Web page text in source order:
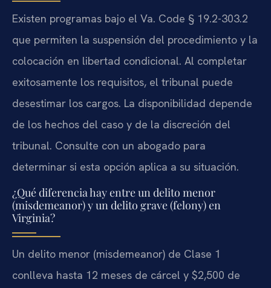
Existen programas bajo el Va. Code § 19.2-303.2
que permiten la suspensión del procedimiento y la
colocación en libertad condicional. Al completar
exitosamente los requisitos, el tribunal puede
desestimar los cargos. La disponibilidad depende
de los hechos del caso y de la discreción del
tribunal. Consulte con un abogado para
determinar si esta opción aplica a su situación.
¿Qué diferencia hay entre un delito menor
(misdemeanor) y un delito grave (felony) en
Virginia?
Un delito menor (misdemeanor) de Clase 1
conlleva hasta 12 meses de cárcel y $2,500 de